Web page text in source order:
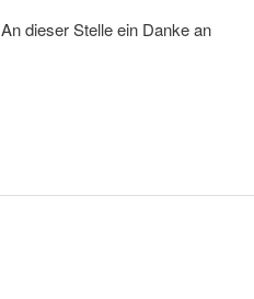
dieser Stelle ein Danke an